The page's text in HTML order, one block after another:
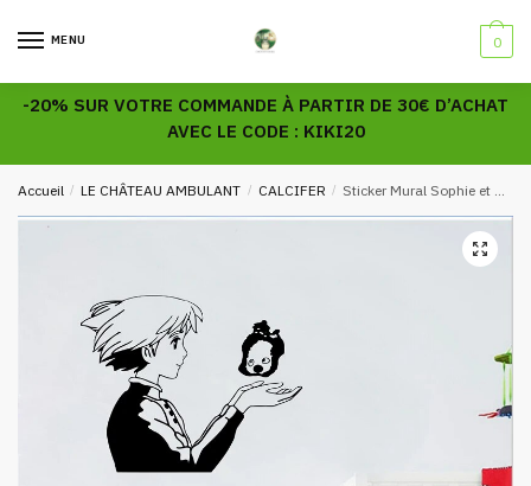
MENU 0
-20% SUR VOTRE COMMANDE À PARTIR DE 30€ D’ACHAT
AVEC LE CODE : KIKI20
Accueil / LE CHÂTEAU AMBULANT / CALCIFER / Sticker Mural Sophie et Calcifer
🔍